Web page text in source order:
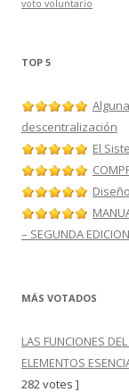
voto voluntario
TOP 5
descentralización
El
– SEGUNDA EDICION
MÁS VOTADOS
LAS FUNCIONES
ELEMENTOS
282 votes ]